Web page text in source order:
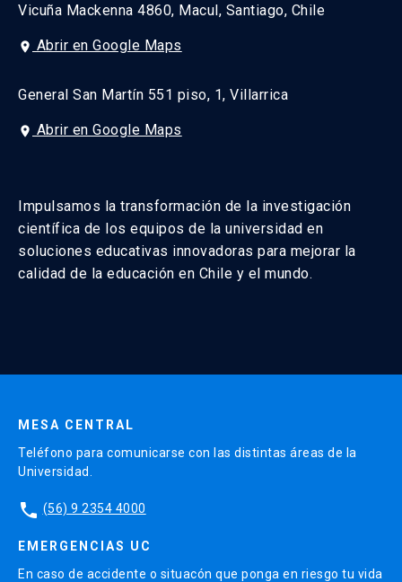
Vicuña Mackenna 4860, Macul, Santiago, Chile
place Abrir en Google Maps
General San Martín 551 piso, 1, Villarrica
place Abrir en Google Maps
Impulsamos la transformación de la investigación
científica de los equipos de la universidad en
soluciones educativas innovadoras para mejorar la
calidad de la educación en Chile y el mundo.
MESA CENTRAL
Teléfono para comunicarse con las distintas áreas de la
Universidad.
phone (56) 9 2354 4000
EMERGENCIAS UC
En caso de accidente o situacón que ponga en riesgo tu vida